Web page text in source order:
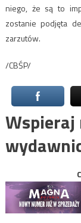
niego, że są to
zostanie podjęta
zarzutów.
/CBŚP/
Wspieraj